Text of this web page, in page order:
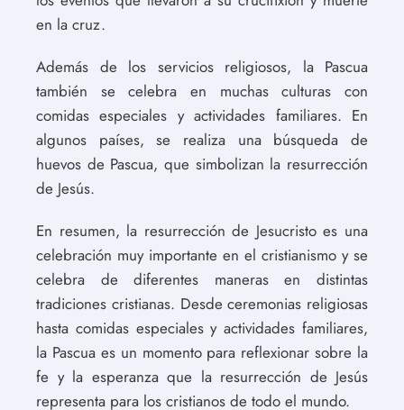
en la cruz.
Además de los servicios religiosos, la Pascua
también se celebra en muchas culturas con
comidas especiales y actividades familiares. En
algunos países, se realiza una búsqueda de
huevos de Pascua, que simbolizan la resurrección
de Jesús.
En resumen, la resurrección de Jesucristo es una
celebración muy importante en el cristianismo y se
celebra de diferentes maneras en distintas
tradiciones cristianas. Desde ceremonias religiosas
hasta comidas especiales y actividades familiares,
la Pascua es un momento para reflexionar sobre la
fe y la esperanza que la resurrección de Jesús
representa para los cristianos de todo el mundo.